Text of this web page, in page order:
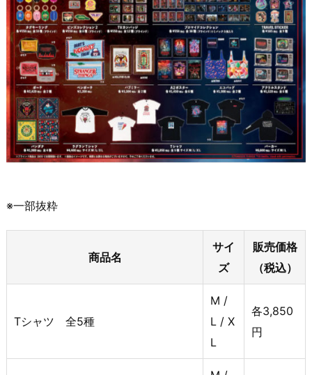
※一部抜粋
商品名
サイ
ズ
販売価格
（税込）
Tシャツ 全5種
M /
L / X
L
各3,850
円